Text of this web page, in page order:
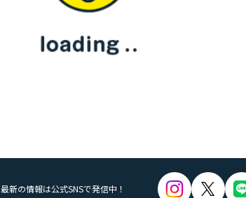
最新の情報は公式SNSで発信中！